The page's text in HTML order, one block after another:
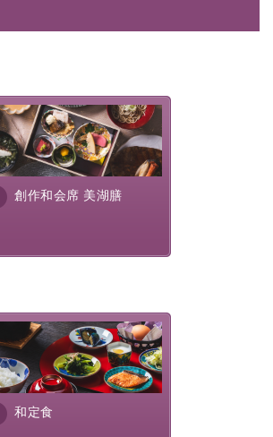
下の櫻」や水墨画などの意匠をしつら
だけます。
会に、記憶に残るひとときをお過ごし
の取り組み】----------
呂のご利用が可能な上、 安心安全にご
用券（1部屋につき1枚）
参加
年オリジナル【フォトフレームカー
部屋につき1枚）
創作和会席 美湖膳
膳とは諏訪の地で特別を
する為に料理長・神原 裕
考え出した創作和会席で
美しい諏訪湖の幸...
和定食
ぱりとした和食膳に使わ
食材は、諏訪の名産品を
だんに取り入れ、安心・
を心掛けた長野県産...